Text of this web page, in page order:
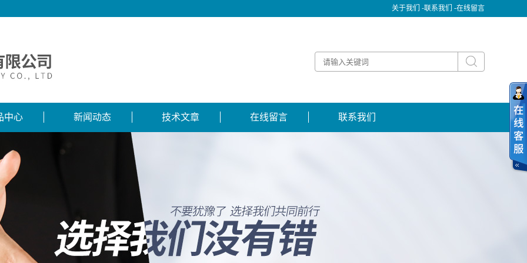
关于我们 -联系我们 -在线留言
中心 新闻动态 技术文章 在线留言 联系我们